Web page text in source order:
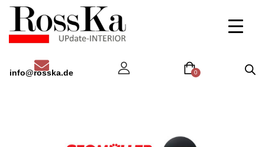
info@rosska.de 0